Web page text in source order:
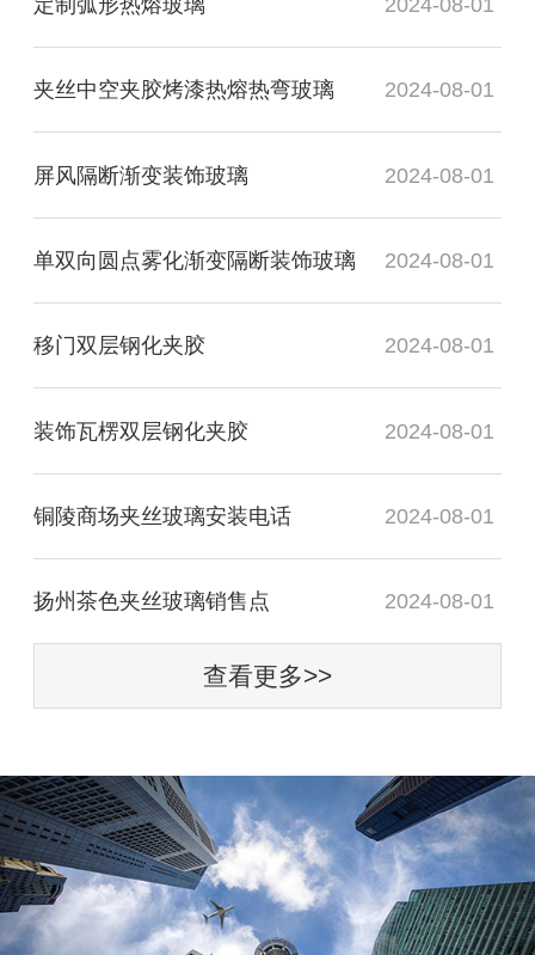
夹丝中空夹胶烤漆热熔热弯玻璃 2024-08-01
屏风隔断渐变装饰玻璃 2024-08-01
单双向圆点雾化渐变隔断装饰玻璃 2024-08-01
移门双层钢化夹胶 2024-08-01
装饰瓦楞双层钢化夹胶 2024-08-01
铜陵商场夹丝玻璃安装电话 2024-08-01
扬州茶色夹丝玻璃销售点 2024-08-01
查看更多>>